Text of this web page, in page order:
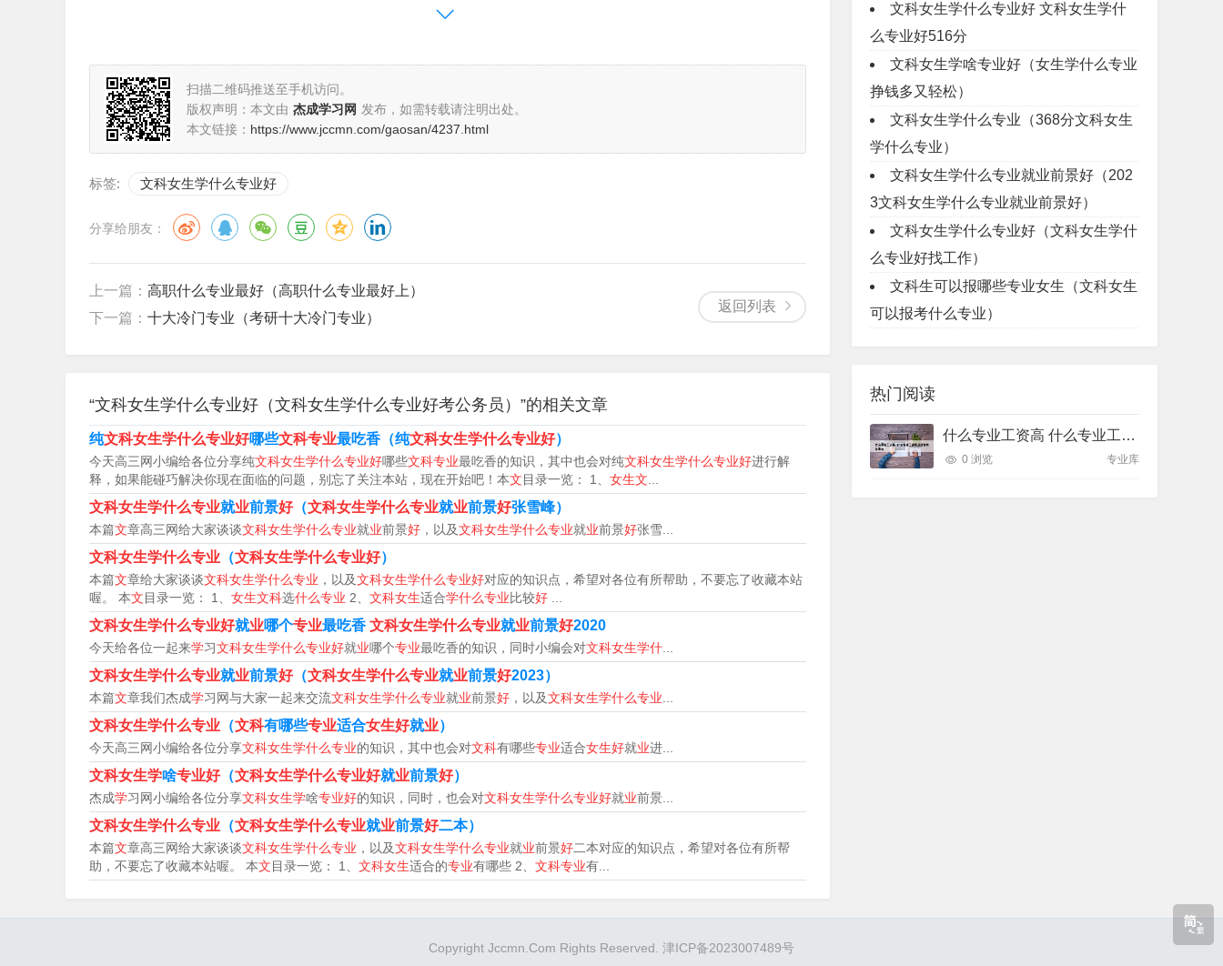
类生理角度讲，女生较擅长感性思维，男生则逻辑思维能力较强。这种差别导致男女生往往在高中分科时就出现
心等特点使她们在当今大学的一些专业中唱起了“主角”。我们把这些女生具有独特报考优势的专业来个大盘点。
优势门类一——中文类如今，纯中文专业已不如过去那么吃香了，汉语言文学专业也因此有了新面貌：对外汉语
专业，汉语言专业文携雀秘方向，汉语言专业广告学方向，更具应用性的新型中文类专业纷纷设立，独有的语言
天赋使女生更适合这类专业。推荐专业：对外汉语汉语教学正越来越多地走进国外的大、中、小学课堂。目前，
美国、韩国、日本等国家部分高校已将汉语成绩列入升学科目。由于学汉语、用汉语的“老外”越来越多，国内也
及时开设了国家汉语水平资格考试。一方面，报考人数与“年”剧增，另一方面，汉语教师严重紧缺，形成“冰火两
重天”的矛盾局面。面对如此紧俏的市场需求，对外汉语专业无疑会成为今后几年的热门专业。针对此，国家在
“中国通”，又能灵活掌握一门以上外语；既有扎实的汉语言文化基础，又有很强的驾驭英语的能力。学生将来在
沿海、沿边等外语院校，就业形势一片大好。院校推荐：据统计，浙江省目前有近10所院校开设了对外汉语专
高校就读此专业，其中北京语言大学对外汉语本科专业已有27年的 历史 ，教学及厅游科研水平在中国处于领先
地位，是目前全国唯一的连续大规模招收对外汉语本科学生的专业。优势门类二——外语类全球政治经济一体化
趋势日益明显，外语类人才也愈发受到重视，和中文类专业一样，女生凭借其学习语言的天赋，在外语类专业王
国里独占鳌头，始终占据着“大姐大”的地位。现在的外语类专业也常常细化到 科技 外语、商贸外语、机械外语、
外交外语等等，都是外语与理工类、商贸类热门专业相结合的产物，就业前景一片大好。推荐专业：翻译翻译专
业是国内一个新兴专业，就业前景看好。据国家外事局统计，在2000年中国翻译市场规模为120亿人民币，2007
年已上升到300亿人民币。随着中国加入WTO和北京奥运会以及上海世博会的举办，我国国际化的程度越来越
高，对高水平翻译人才的需求也将日益增大。中国翻译协会提供的数据显示，目前全国有职业翻译人员6万多
人，相关从事人员超过50万，但受过专业训练的翻译人才少之又少，缺口率达90%。院校推荐：2007年，浙江
师范大学与北京外国语大学、上海外国语大学、西安外国语大学获教育部批准开设本科翻译专业，成为全国仅有
的七所拥有翻译专业的高等院校之一。在外企以及外向型企业众多的浙江省，仅有浙江师范大学开设了该专业，
供需矛盾非常突出。本专业毕业生主要就业去向为国家机关、外交外事部门、外经贸部门、涉外企业、新闻出版
单位、翻译公司、 旅游 管理部门与企业、大中专院校等。优势门类三——教育类女生细腻、活泼，有爱心，有
耐心，最适合从事教师这个职业了。作为人类灵魂的工程师，教师这一行业随着其 社会 地位、薪金待遇的不断
提高，也越来越受到考生的青睐。推荐专业：学前教育学前教育是人生教育的基础，是基础教育的有机组成部
分，它既为幼儿入小学做好准备，也为九年义务教育的实施奠定基础。如今，教育资源竞争已经延伸到了学前教
育领域，学前教育的专业人才在未来的需求将愈来愈大。学前教育专业主要学习教育学和心理学等课程，当然，
扫描二维码推送至手机访问。
版权声明：本文由 杰成学习网 发布，如需转载请注明出处。
本文链接： https://www.jccmn.com/gaosan/4237.html
标签: 文科女生学什么专业好
分享给朋友：
返回列表
上一篇： 高职什么专业最好（高职什么专业最好上）
下一篇： 十大冷门专业（考研十大冷门专业）
“文科女生学什么专业好（文科女生学什么专业好考公务员）”的相关文章
纯文科女生学什么专业好哪些文科专业最吃香（纯文科女生学什么专业好）
今天高三网小编给各位分享纯文科女生学什么专业好哪些文科专业最吃香的知识，其中也会对纯文科女生学什么专业好进行解
释，如果能碰巧解决你现在面临的问题，别忘了关注本站，现在开始吧！本文目录一览： 1、 女生文
文科女生学什么专业就业前景好（文科女生学什么专业就业前景好张雪峰）
本篇文章高三网给大家谈谈文科女生学什么专业就业前景好 ，以及文科女生学什么专业就业前景好张雪...
文科女生学什么专业 （文科女生学什么专业好）
本篇文章给大家谈谈文科女生学什么专业 ，以及文科女生学什么专业好对应的知识点，希望对各位有所帮助，不要忘了收藏本站
喔。 本文目录一览： 1、 女生文科选什么专业 2、 文科女生适合学什么专业比较好
文科女生学什么专业好就业哪个专业最吃香 文科女生学什么专业就业前景好2020
今天给各位一起来学习文科女生学什么专业好就业哪个专业最吃香的知识，同时小编会对文科女生学什
文科女生学什么专业就业前景好（文科女生学什么专业就业前景好2023）
本篇文章我们杰成学习网与大家一起来交流文科女生学什么专业就业前景好 ，以及文科女生学什么专业
文科女生学什么专业 （文科有哪些专业适合女生好就业）
今天高三网小编给各位分享文科女生学什么专业的知识，其中也会对文科有哪些专业适合女生好就业进...
文科女生学啥专业好（文科女生学什么专业好就业前景好）
杰成学习网小编给各位分享文科女生学啥专业好的知识，同时，也会对文科女生学什么专业好就业前景...
文科女生学什么专业 （文科女生学什么专业就业前景好二本）
本篇文章高三网给大家谈谈文科女生学什么专业 ，以及文科女生学什么专业就业前景好二本对应的知识点，希望对各位有所帮
助，不要忘了收藏本站喔。 本文目录一览： 1、 文科女生适合的专业有哪些 2、 文科专业有...
文科女生学什么专业好 文科女生学什
么专业好516分
文科女生学啥专业好（女生学什么专业
挣钱多又轻松）
文科女生学什么专业（368分文科女生
学什么专业）
文科女生学什么专业就业前景好（202
3文科女生学什么专业就业前景好）
文科女生学什么专业好（文科女生学什
么专业好找工作）
文科生可以报哪些专业女生（文科女生
可以报考什么专业）
热门阅读
什么专业工资高 什么专业工资高且适合物化生女
0 浏览 专业库
Copyright Jccmn.Com Rights Reserved. 津ICP备2023007489号